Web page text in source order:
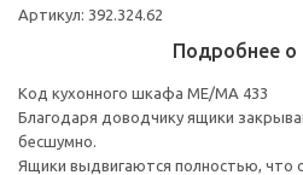
Артикул: 392.324.62
Подробнее о
Код кухонного шкафа ME/MA 433
Благодаря доводчику ящики
бесшумно.
Ящики выдвигаются полностью, что